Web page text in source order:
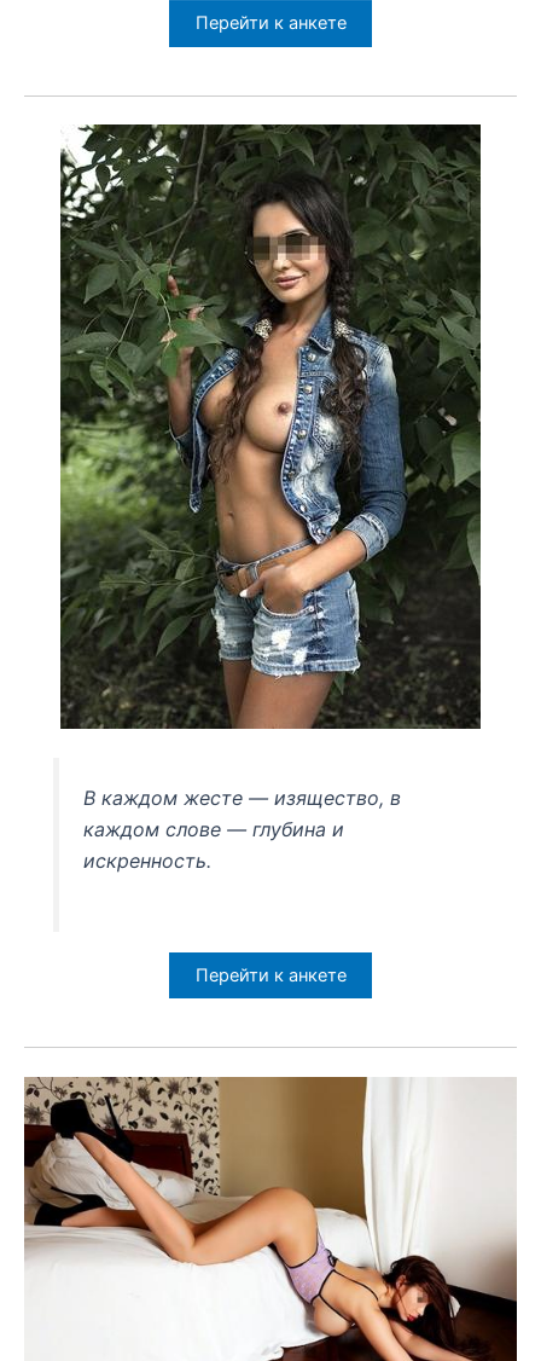
Перейти к анкете
В каждом жесте — изящество, в
каждом слове — глубина и
искренность.
Перейти к анкете